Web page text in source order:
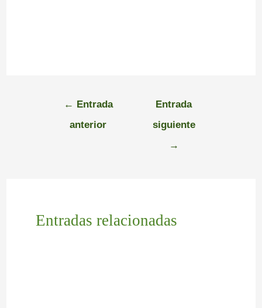
← Entrada
anterior
Entrada
siguiente
→
Entradas relacionadas